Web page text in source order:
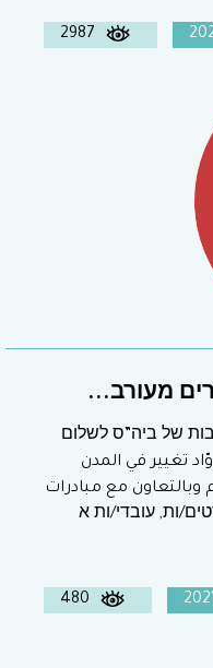
2987
מעורב...
של ביה”ס לשלום
تغيير في المدن
وبالتعاون مع مبادرات
ות, עובדי/ות א
480